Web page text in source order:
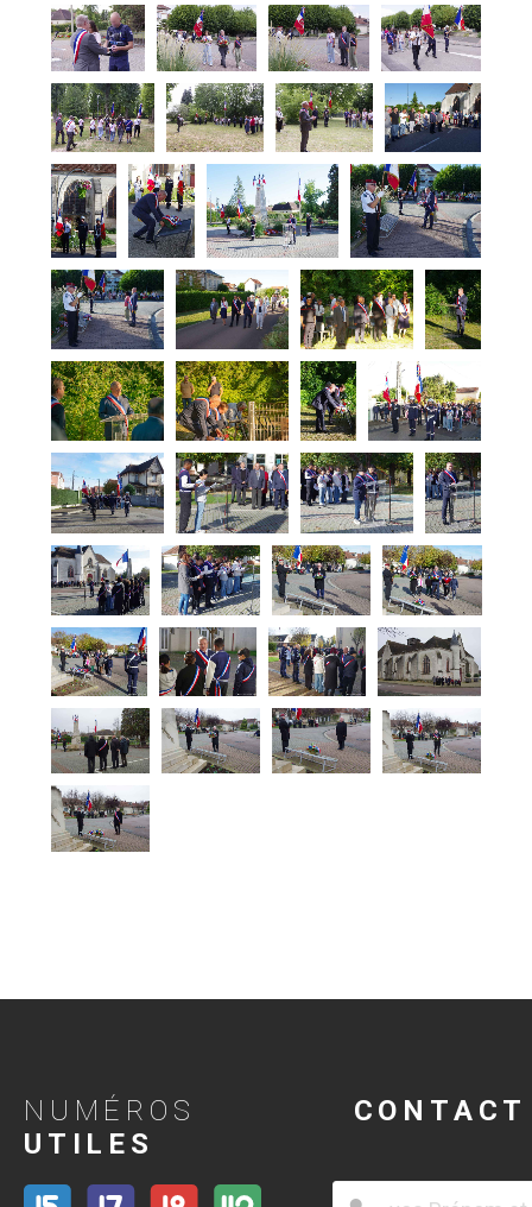
NUMÉROS
UTILES
CONTACT